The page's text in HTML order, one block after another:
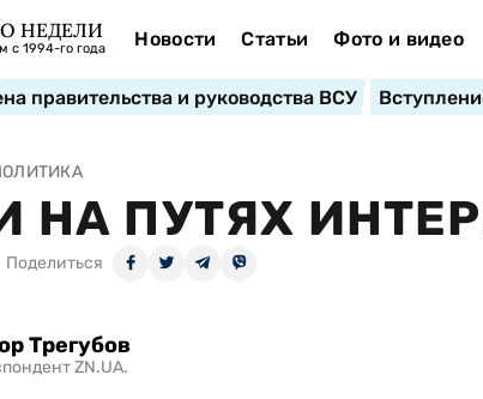
НЕДЕЛИ
с 1994-го года Новости Статьи Фото и видео
правительства и руководства ВСУ
НА ПУТЯХ
Поделиться
Трегубов
ZN.UA.